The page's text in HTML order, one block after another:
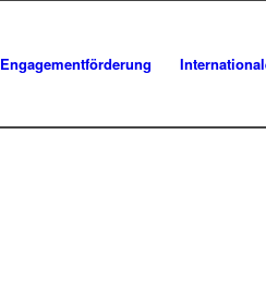
Engagementförderung